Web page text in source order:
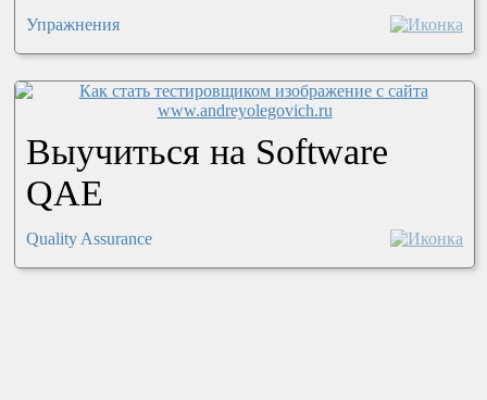
Упражнения
Выучиться на Software
QAE
Quality Assurance